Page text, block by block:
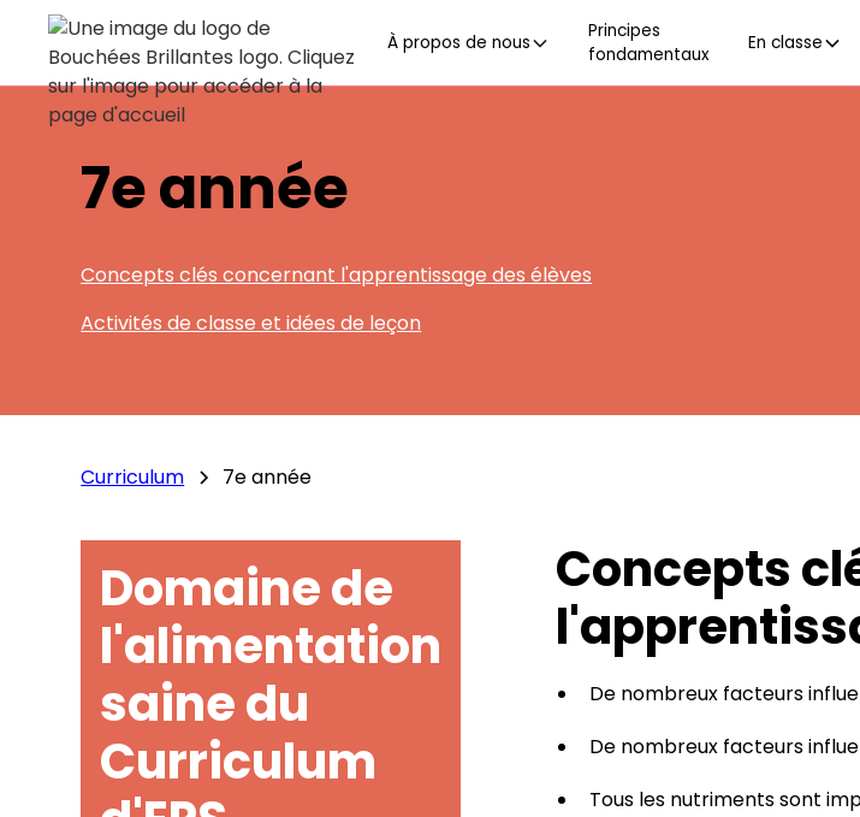
À propos de nous
Principes
fondamentaux
En classe
7e année
Concepts clés concernant l'apprentissage des élèves
Activités de classe et idées de leçon
Curriculum 7e année
Domaine de
l'alimentation
saine du
Curriculum
Concepts
De nombreux facteurs
De nombreux facteurs
Tous les nutriments sont